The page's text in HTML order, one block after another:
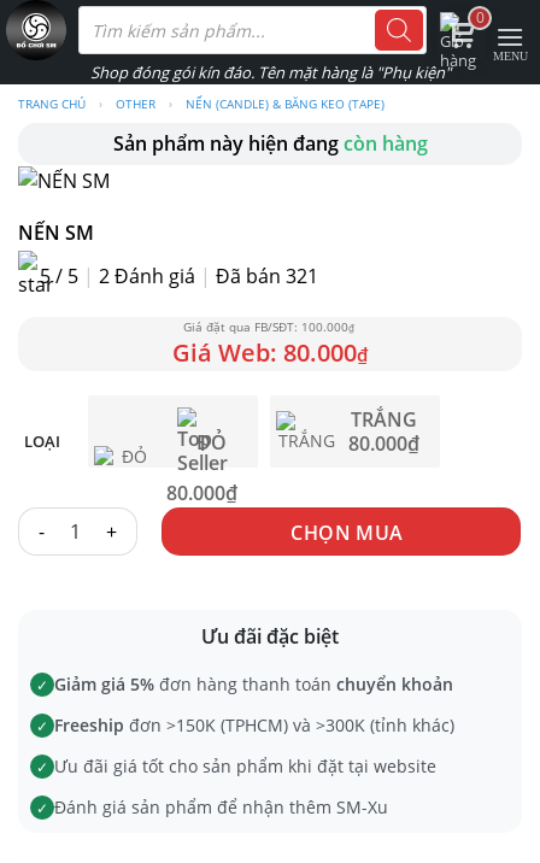
Skip
to
Tìm
kiếm
phẩm
TRANG CHỦ › OTHER › NẾN (CANDLE) & BĂNG KEO (TAPE)
Sản phẩm này hiện đangcòn hàng
NẾN SM
5 / 5 | 2Đánh giá | Đã bán 321
100.000₫
80.000₫
LOẠI
ĐỎ
80.000₫
TRẮNG
80.000₫
NẾN SM số lượng CHỌN MUA
Ưu đãi đặc biệt
✓ Giảm giá 5% đơn hàng thanh toán chuyển khoản
✓ Freeship đơn >150K (TPHCM) và >300K (tỉnh khác)
✓ Ưu đãi giá tốt cho sản phẩm khi đặt tại website
✓ Đánh giá sản phẩm để nhận thêm SM-Xu
0